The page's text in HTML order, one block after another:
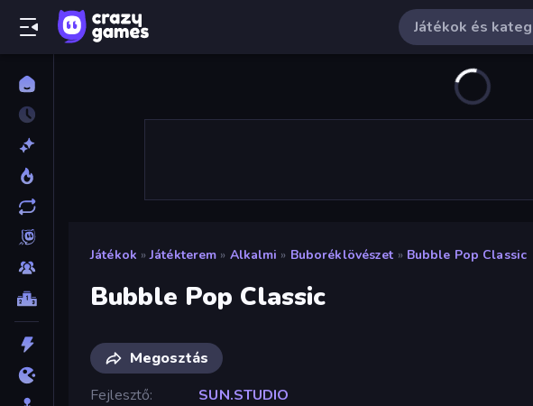
Játékok » Játékterem » Alkalmi » Buboréklövészet » Bubble Pop Classic
Bubble Pop Classic
Megosztás
Fejlesztő
SUN.STUDIO